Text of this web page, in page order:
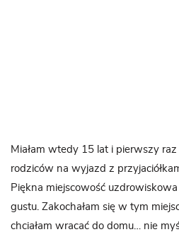
Miałam wtedy 15 lat i pierwszy
rodziców na wyjazd z
Piękna miejscowość
gustu. Zakochałam się w tym
chciałam wracać do domu… nie